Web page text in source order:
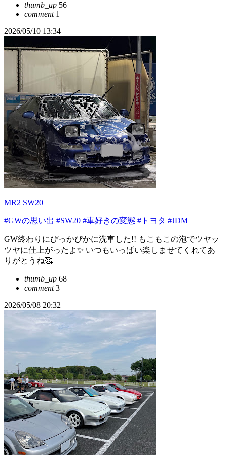
thumb_up 56
comment1
2026/05/10 13:34
MR2 SW20
#GWの思い出 #SW20 #車好きの変態 #トヨタ #JDM
GW終わりにぴっかぴかに洗車した!! もこもこの泡でツヤッ
ツヤに仕上がったよ✨️ いつもいっぱい楽しませてくれてあ
りがとうね🥰
thumb_up 68
comment3
2026/05/08 20:32